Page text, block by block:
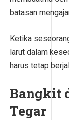
batasan
Ketika
larut dalam
harus tetap
Bangkit
Tegar